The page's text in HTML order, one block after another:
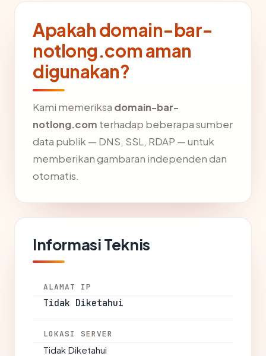
Apakah domain-bar-
notlong.com aman
digunakan?
Kami memeriksa domain-bar-
notlong.com terhadap beberapa sumber
data publik — DNS, SSL, RDAP — untuk
memberikan gambaran independen dan
otomatis.
Informasi Teknis
ALAMAT IP
Tidak Diketahui
LOKASI SERVER
Tidak Diketahui